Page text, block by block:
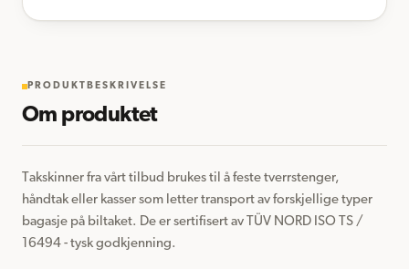
PRODUKTBESKRIVELSE
Om produktet
Takskinner fra vårt tilbud brukes til å feste tverrstenger,
håndtak eller kasser som letter transport av forskjellige typer
bagasje på biltaket. De er sertifisert av TÜV NORD ISO TS /
16494 - tysk godkjenning.